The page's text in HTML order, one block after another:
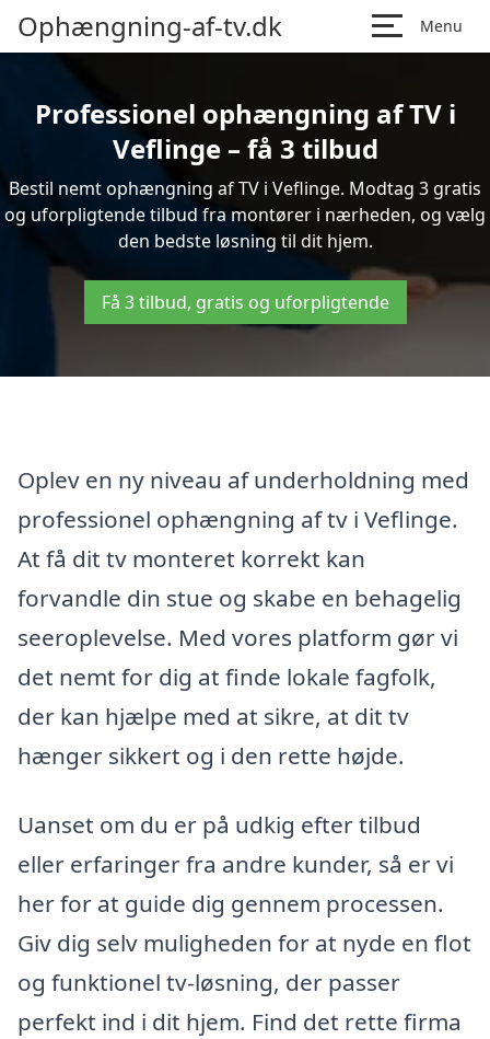
Ophængning-af-tv.dk Menu
Professionel ophængning af TV i
Veflinge – få 3 tilbud
Bestil nemt ophængning af TV i Veflinge. Modtag 3 gratis
og uforpligtende tilbud fra montører i nærheden, og vælg
den bedste løsning til dit hjem.
Få 3 tilbud, gratis og uforpligtende
Oplev en ny niveau af underholdning med
professionel ophængning af tv i Veflinge.
At få dit tv monteret korrekt kan
forvandle din stue og skabe en behagelig
seeroplevelse. Med vores platform gør vi
det nemt for dig at finde lokale fagfolk,
der kan hjælpe med at sikre, at dit tv
hænger sikkert og i den rette højde.
Uanset om du er på udkig efter tilbud
eller erfaringer fra andre kunder, så er vi
her for at guide dig gennem processen.
Giv dig selv muligheden for at nyde en flot
og funktionel tv-løsning, der passer
perfekt ind i dit hjem. Find det rette firma